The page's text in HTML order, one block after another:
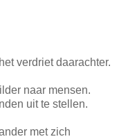
verdriet daarachter.
naar mensen.
uit te stellen.
met zich